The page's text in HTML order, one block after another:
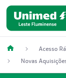
Acesso
Novas